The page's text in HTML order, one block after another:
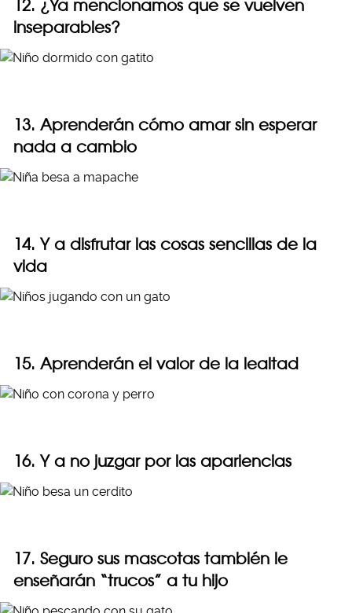
12. ¿Ya mencionamos que se vuelven
inseparables?
13. Aprenderán cómo amar sin esperar
nada a cambio
14. Y a disfrutar las cosas sencillas de la
vida
15. Aprenderán el valor de la lealtad
16. Y a no juzgar por las apariencias
17. Seguro sus mascotas también le
enseñarán “trucos” a tu hijo